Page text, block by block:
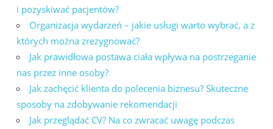
i pozyskiwać pacjentów?
Organizacja wydarzeń – jakie usługi warto wybrać, a z
których można zrezygnować?
Jak prawidłowa postawa ciała wpływa na postrzeganie
nas przez inne osoby?
Jak zachęcić klienta do polecenia biznesu? Skuteczne
sposoby na zdobywanie rekomendacji
Jak przeglądać CV? Na co zwracać uwagę podczas